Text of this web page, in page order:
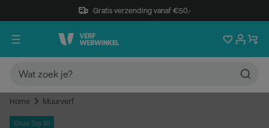
Gratis verzending vanaf €50,-
Home Muurverf
Onze Top 10